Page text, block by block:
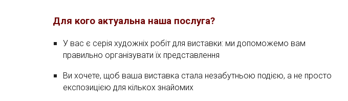
Для кого актуальна наша послуга?
У вас є серія художніх робіт для виставки: ми допоможемо вам
правильно організувати їх представлення
Ви хочете, щоб ваша виставка стала незабутньою подією, а не просто
експозицією для кількох знайомих